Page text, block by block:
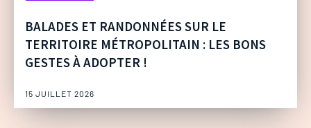
BALADES ET RANDONNÉES SUR LE
TERRITOIRE MÉTROPOLITAIN : LES BONS
GESTES À ADOPTER !
15 JUILLET 2026